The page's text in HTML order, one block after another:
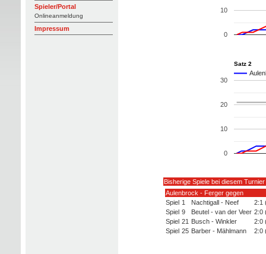
Spieler/Portal
Onlineanmeldung
Impressum
0
10
Satz 2
0
10
20
30
Bisherige Spiele bei diesem Turnier
Aulenbrock - Ferger gegen
Spiel 1 Nachtigall - Neef
2:1
Spiel 9 Beutel - van der Veer 2:0
Spiel 21 Busch - Winkler
2:0
Spiel 25 Barber - Mählmann 2:0